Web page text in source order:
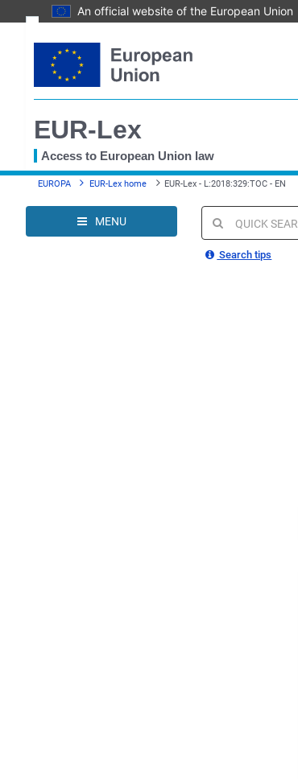
An official website of the European Union
to
content
EUR-Lex
Access to European Union law
You
here
EUROPA EUR-Lex home EUR-Lex - L:2018:329:TOC - EN
MENU
Quick
search
Search tips
Document information
Permanent link
Download notice